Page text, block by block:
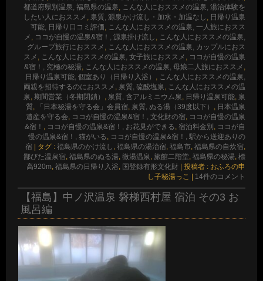
都道府県別温泉, 福島県の温泉, こんな人におススメの温泉, 湯治体験を
したい人におススメ , 泉質, 源泉かけ流し・加水・加温なし , 日帰り温泉
可能, 日帰り口コミ評価, こんな人におススメの温泉, 一人旅におスス
メ , ココが自慢の温泉&宿！, 源泉掛け流し , こんな人におススメの温泉,
グループ旅行におススメ , こんな人におススメの温泉, カップルにおス
スメ , こんな人におススメの温泉, 女子旅におススメ , ココが自慢の温泉
&宿！, 究極の秘湯, こんな人におススメの温泉, 母娘二人旅におススメ ,
日帰り温泉可能, 個室あり（日帰り入浴） , こんな人におススメの温泉,
両親を招待するのにおススメ , 泉質, 硫酸塩泉, こんな人におススメの温
泉, 期間営業（冬期閉鎖） , 泉質, 含アルミニウム泉, 日帰り温泉可能, 泉
質, 「日本秘湯を守る会」会員宿, 泉質, ぬる湯（39度以下） , 日本温泉
遺産を守る会, ココが自慢の温泉&宿！, 文化財の宿, ココが自慢の温泉
&宿！ , ココが自慢の温泉&宿！, お花見ができる, 宿泊料金別 , ココが自
慢の温泉&宿！, 猫がいる, ココが自慢の温泉&宿！, 駅から送迎ありの
宿
タグ : 福島県のかけ流し , 福島県の湯治宿, 福島市, 福島県の自炊宿,
鄙びた温泉宿, 福島県のぬる湯, 微湯温泉, 旅館二階堂, 福島県の秘湯, 標
高920m, 福島県の日帰り入浴, 国登録有形文化財
投稿者 : おふろの申
し子秘湯っこ
14件のコメント
【福島】中ノ沢温泉 磐梯西村屋 宿泊 その3 お
風呂編